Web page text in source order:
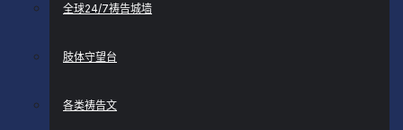
全球24/7祷告城墙
肢体守望台
各类祷告文